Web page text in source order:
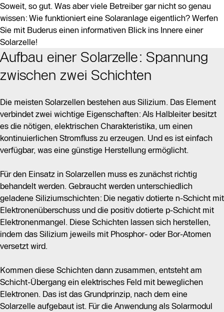
Soweit, so gut. Was aber viele Betreiber gar nicht so genau
wissen: Wie funktioniert eine Solaranlage eigentlich? Werfen
Sie mit Buderus einen informativen Blick ins Innere einer
Solarzelle!
Aufbau einer Solarzelle: Spannung
zwischen zwei Schichten
Die meisten Solarzellen bestehen aus Silizium. Das Element
verbindet zwei wichtige Eigenschaften: Als Halbleiter besitzt
es die nötigen, elektrischen Charakteristika, um einen
kontinuierlichen Stromfluss zu erzeugen. Und es ist einfach
verfügbar, was eine günstige Herstellung ermöglicht.
Für den Einsatz in Solarzellen muss es zunächst richtig
behandelt werden. Gebraucht werden unterschiedlich
geladene Siliziumschichten: Die negativ dotierte n-Schicht mit
Elektronenüberschuss und die positiv dotierte p-Schicht mit
Elektronenmangel. Diese Schichten lassen sich herstellen,
indem das Silizium jeweils mit Phosphor- oder Bor-Atomen
versetzt wird.
Kommen diese Schichten dann zusammen, entsteht am
Schicht-Übergang ein elektrisches Feld mit beweglichen
Elektronen. Das ist das Grundprinzip, nach dem eine
Solarzelle aufgebaut ist. Für die Anwendung als Solarmodul